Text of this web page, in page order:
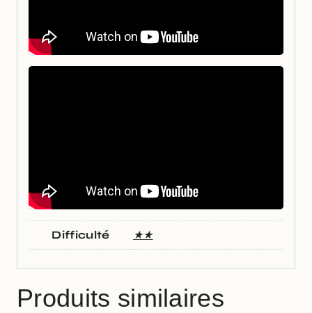
Difficulté ★★
Produits similaires